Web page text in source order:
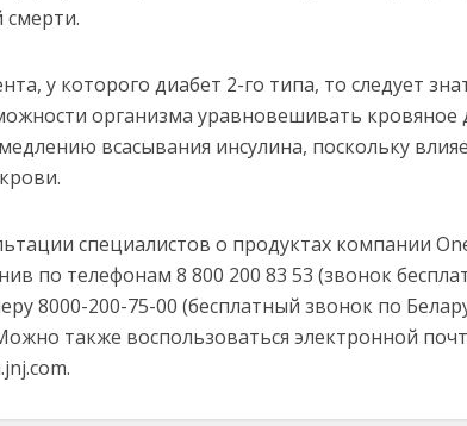
у которого диабет 2-го типа, то следует
организма уравновешивать кровяное
всасывания инсулина, поскольку
специалистов о продуктах компании
по телефонам 8 800 200 83 53 (звонок
8000-200-75-00 (бесплатный звонок по
также воспользоваться электронной
.